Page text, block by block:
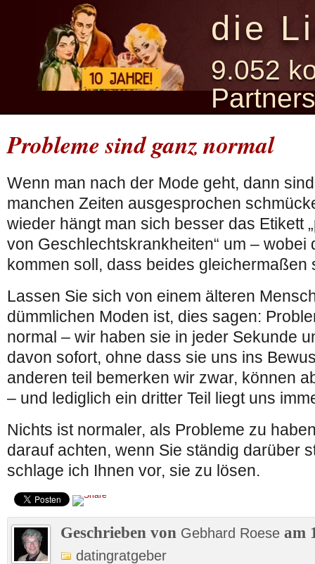
die
9.052
Probleme sind ganz normal
Wenn man nach der Mode geht, dann
manchen Zeiten ausgesprochen
wieder hängt man sich besser das Etikett
von Geschlechtskrankheiten“ um – wobei
kommen soll, dass beides gleichermaßen
Lassen Sie sich von einem älteren
dümmlichen Moden ist, dies sagen:
normal – wir haben sie in jeder Sekunde
davon sofort, ohne dass sie uns ins
anderen teil bemerken wir zwar, können
– und lediglich ein dritter Teil liegt uns
Nichts ist normaler, als Probleme zu
darauf achten, wenn Sie ständig darüber
schlage ich Ihnen vor, sie zu lösen.
Geschrieben von Gebhard Roese am
datingratgeber